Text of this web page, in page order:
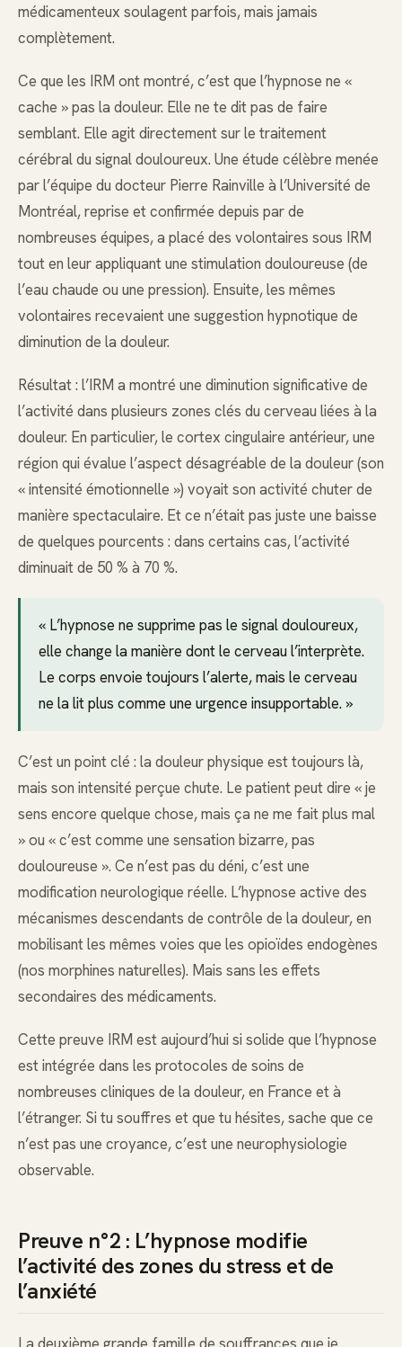
médicamenteux soulagent parfois, mais jamais
complètement.
Ce que les IRM ont montré, c’est que l’hypnose ne «
cache » pas la douleur. Elle ne te dit pas de faire
semblant. Elle agit directement sur le traitement
cérébral du signal douloureux. Une étude célèbre menée
par l’équipe du docteur Pierre Rainville à l’Université de
Montréal, reprise et confirmée depuis par de
nombreuses équipes, a placé des volontaires sous IRM
tout en leur appliquant une stimulation douloureuse (de
l’eau chaude ou une pression). Ensuite, les mêmes
volontaires recevaient une suggestion hypnotique de
diminution de la douleur.
Résultat : l’IRM a montré une diminution significative de
l’activité dans plusieurs zones clés du cerveau liées à la
douleur. En particulier, le cortex cingulaire antérieur, une
région qui évalue l’aspect désagréable de la douleur (son
« intensité émotionnelle ») voyait son activité chuter de
manière spectaculaire. Et ce n’était pas juste une baisse
de quelques pourcents : dans certains cas, l’activité
diminuait de 50 % à 70 %.
« L’hypnose ne supprime pas le signal douloureux,
elle change la manière dont le cerveau l’interprète.
Le corps envoie toujours l’alerte, mais le cerveau
ne la lit plus comme une urgence insupportable. »
C’est un point clé : la douleur physique est toujours là,
mais son intensité perçue chute. Le patient peut dire « je
sens encore quelque chose, mais ça ne me fait plus mal
» ou « c’est comme une sensation bizarre, pas
douloureuse ». Ce n’est pas du déni, c’est une
modification neurologique réelle. L’hypnose active des
mécanismes descendants de contrôle de la douleur, en
mobilisant les mêmes voies que les opioïdes endogènes
(nos morphines naturelles). Mais sans les effets
secondaires des médicaments.
Cette preuve IRM est aujourd’hui si solide que l’hypnose
est intégrée dans les protocoles de soins de
nombreuses cliniques de la douleur, en France et à
l’étranger. Si tu souffres et que tu hésites, sache que ce
n’est pas une croyance, c’est une neurophysiologie
observable.
Preuve n°2 : L’hypnose modifie
l’activité des zones du stress et de
l’anxiété